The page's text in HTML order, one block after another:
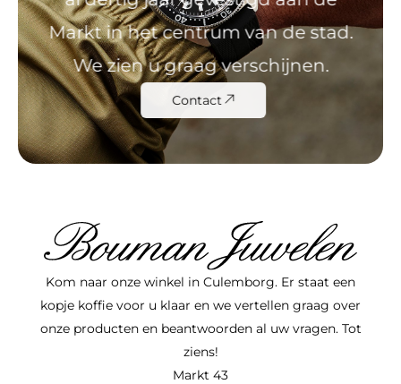
Markt in het centrum van de stad.
We zien u graag verschijnen.
Contact
Kom naar onze winkel in Culemborg. Er staat een
kopje koffie voor u klaar en we vertellen graag over
onze producten en beantwoorden al uw vragen. Tot
ziens!
Markt 43